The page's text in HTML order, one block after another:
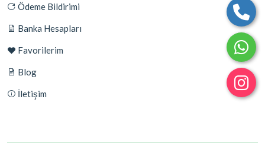
Ödeme Bildirimi
Banka Hesapları
Favorilerim
Blog
İletişim